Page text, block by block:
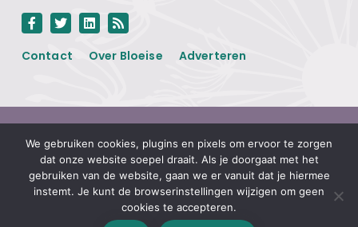
Contact Over Bloeise Adverteren
Algemene voorwaarden
Privacyverklaring
Disclaimer
We gebruiken cookies, plugins en pixels om ervoor te zorgen
dat onze website soepel draait. Als je doorgaat met het
gebruiken van de website, gaan we er vanuit dat je hiermee
instemt. Je kunt de browserinstellingen wijzigen om geen
cookies te accepteren.